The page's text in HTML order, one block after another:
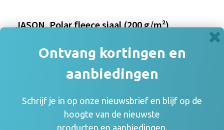
JASON. Polar fleece sjaal (200 g/m²)
Ontvang kortingen en
aanbiedingen
Schrijf je in op onze nieuwsbrief en blijf op de
hoogte van de nieuwste
producten en aanbiedingen.